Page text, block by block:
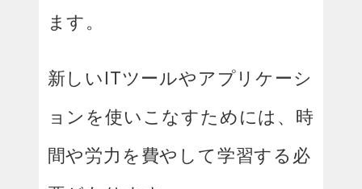
ます。
新しいITツールやアプリケーシ
ョンを使いこなすためには、時
間や労力を費やして学習する必